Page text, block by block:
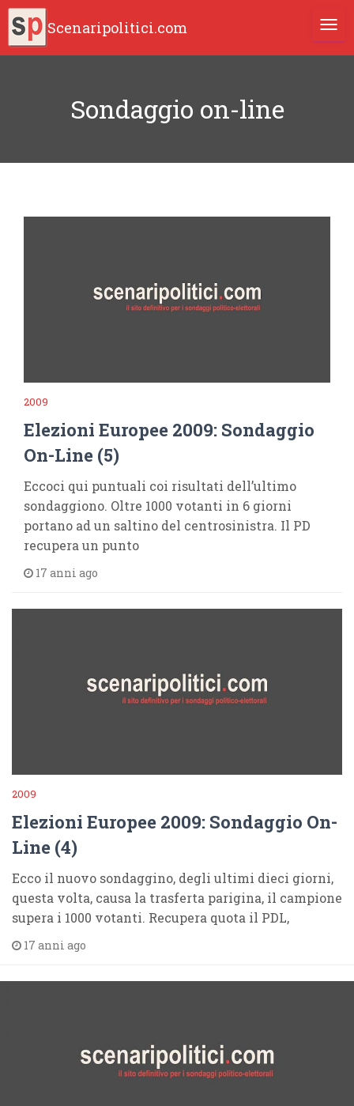
Scenaripolitici.com
Sondaggio on-line
2009
Elezioni Europee 2009: Sondaggio
On-Line (5)
Eccoci qui puntuali coi risultati dell’ultimo
sondaggiono. Oltre 1000 votanti in 6 giorni
portano ad un saltino del centrosinistra. Il PD
recupera un punto
17 anni ago
2009
Elezioni Europee 2009: Sondaggio On-
Line (4)
Ecco il nuovo sondaggino, degli ultimi dieci giorni,
questa volta, causa la trasferta parigina, il campione
supera i 1000 votanti. Recupera quota il PDL,
17 anni ago